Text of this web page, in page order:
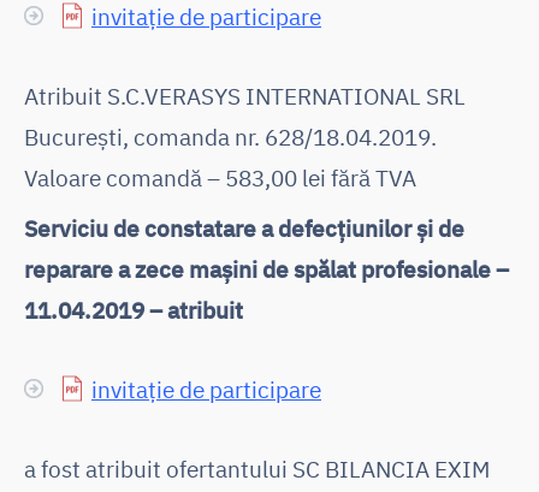
invitație de participare
Atribuit S.C.VERASYS INTERNATIONAL SRL
București, comanda nr. 628/18.04.2019.
Valoare comandă – 583,00 lei fără TVA
Serviciu de constatare a defecțiunilor și de
reparare a zece mașini de spălat profesionale –
11.04.2019 – atribuit
invitație de participare
a fost atribuit ofertantului SC BILANCIA EXIM